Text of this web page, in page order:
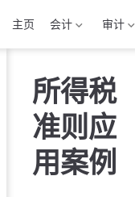
主页 会计 审计
所得税
准则应
用案例